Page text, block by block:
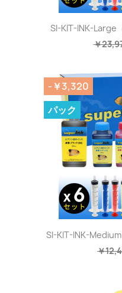
SI-KIT-INK-Large
￥
SI-KIT-INK-Medium
￥
-￥3,320
パック